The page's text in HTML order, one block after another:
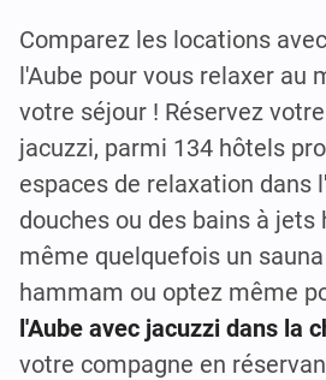
Comparez les locations
l'Aube pour vous relaxer au
votre séjour ! Réservez
jacuzzi, parmi 134 hôtels
espaces de relaxation dans
douches ou des bains à jets
même quelquefois un
hammam ou optez même
l'Aube avec jacuzzi dans la
votre compagne en